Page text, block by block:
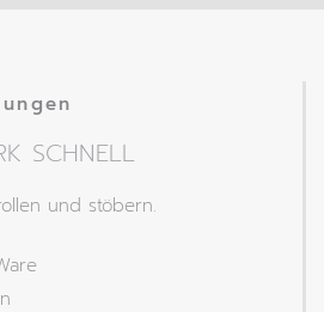
SCHNELL
und stöbern.